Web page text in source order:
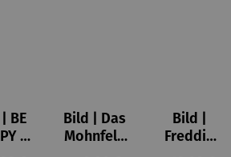
BE
–
Bild | Das
Mohnfeld
Bild |
Freddie